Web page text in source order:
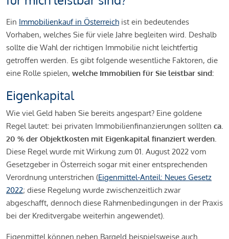
Ein Immobilienkauf in Österreich ist ein bedeutendes
Vorhaben, welches Sie für viele Jahre begleiten wird. Deshalb
sollte die Wahl der richtigen Immobilie nicht leichtfertig
getroffen werden. Es gibt folgende wesentliche Faktoren, die
eine Rolle spielen, welche Immobilien für Sie leistbar sind:
Eigenkapital
Wie viel Geld haben Sie bereits angespart? Eine goldene
Regel lautet: bei privaten Immobilienfinanzierungen sollten ca.
20 % der Objektkosten mit Eigenkapital finanziert werden.
Diese Regel wurde mit Wirkung zum 01. August 2022 vom
Gesetzgeber in Österreich sogar mit einer entsprechenden
Verordnung unterstrichen (Eigenmittel-Anteil: Neues Gesetz
2022; diese Regelung wurde zwischenzeitlich zwar
abgeschafft, dennoch diese Rahmenbedingungen in der Praxis
bei der Kreditvergabe weiterhin angewendet).
Eigenmittel können neben Bargeld beispielsweise auch